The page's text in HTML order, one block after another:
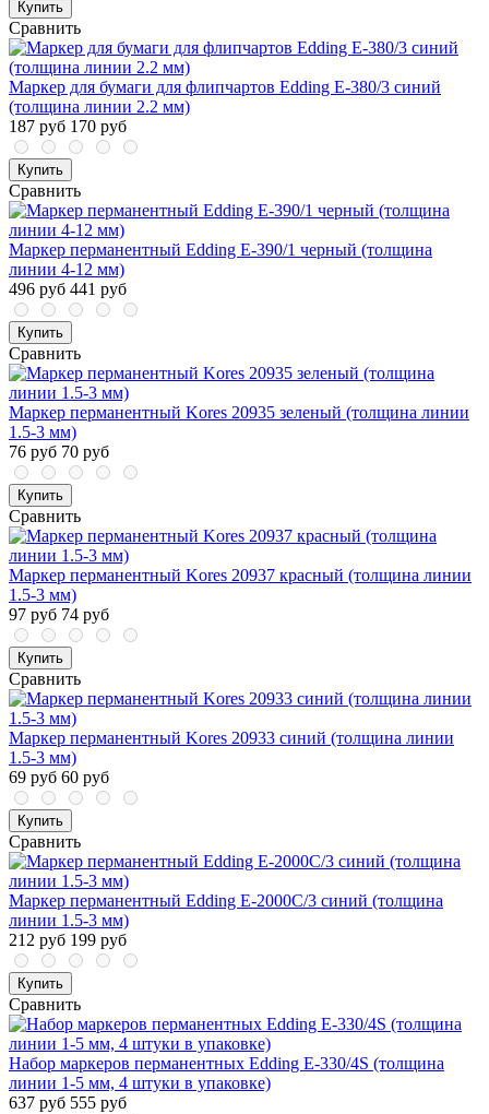
Купить
Сравнить
Маркер для бумаги для флипчартов Edding E-380/3 синий
(толщина линии 2.2 мм)
187 руб 170 руб
Купить
Сравнить
Маркер перманентный Edding E-390/1 черный (толщина
линии 4-12 мм)
496 руб 441 руб
Купить
Сравнить
Маркер перманентный Kores 20935 зеленый (толщина линии
1.5-3 мм)
76 руб 70 руб
Купить
Сравнить
Маркер перманентный Kores 20937 красный (толщина линии
1.5-3 мм)
97 руб 74 руб
Купить
Сравнить
Маркер перманентный Kores 20933 синий (толщина линии
1.5-3 мм)
69 руб 60 руб
Купить
Сравнить
Маркер перманентный Edding E-2000C/3 синий (толщина
линии 1.5-3 мм)
212 руб 199 руб
Купить
Сравнить
Набор маркеров перманентных Edding E-330/4S (толщина
линии 1-5 мм, 4 штуки в упаковке)
637 руб 555 руб